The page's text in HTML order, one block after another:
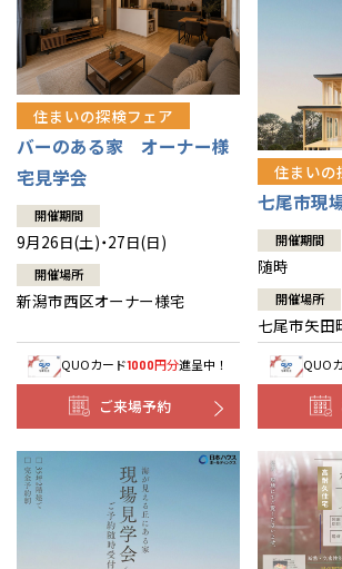
住まいの探検フェア
バーのある家 オーナー様
宅見学会
開催期間
9月26日(土)・27日(日)
開催場所
新潟市西区オーナー様宅
QUOカード1000円分進呈中！
ご来場予約
住まいの
七尾市現
開催期間
随時
開催場所
七尾市矢田
QUO